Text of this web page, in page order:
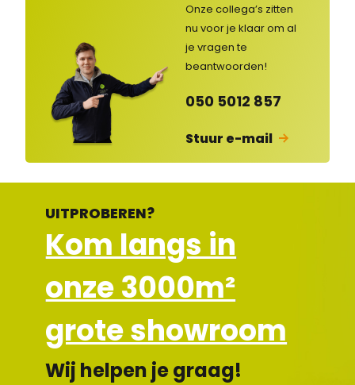
en
d
Onze collega’s zitten
nu voor je klaar om al
je vragen te
beantwoorden!
050 5012 857
Stuur e-mail
UITPROBEREN?
Kom langs in
onze 3000m²
grote showroom
Wij helpen je graag!